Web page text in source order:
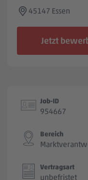
45147 Essen
Jetzt
Job-ID
954667
Bereich
Vertragsart
unbefristet